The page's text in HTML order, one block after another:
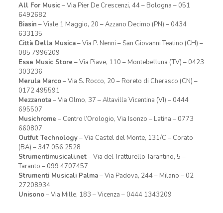
All For Music– Via Pier De Crescenzi, 44 – Bologna – 051
6492682
Biasin – Viale 1 Maggio, 20 – Azzano Decimo (PN) – 0434
633135
Città Della Musica– Via P. Nenni – San Giovanni Teatino (CH) –
085 7996209
Esse Music Store – Via Piave, 110 – Montebelluna (TV) – 0423
303236
Merula Marco– Via S. Rocco, 20 – Roreto di Cherasco (CN) –
0172 495591
Mezzanota– Via Olmo, 37 – Altavilla Vicentina (VI) – 0444
695507
Musichrome – Centro l’Orologio, Via Isonzo – Latina – 0773
660807
Outfut Technology– Via Castel del Monte, 131/C – Corato
(BA) – 347 056 2528
Strumentimusicali.net– Via del Tratturello Tarantino, 5 –
Taranto – 099 4707457
Strumenti Musicali Palma– Via Padova, 244 – Milano – 02
27208934
Unisono– Via Mille, 183 – Vicenza – 0444 1343209